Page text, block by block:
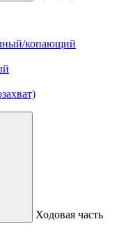
копающий
Ходовая часть